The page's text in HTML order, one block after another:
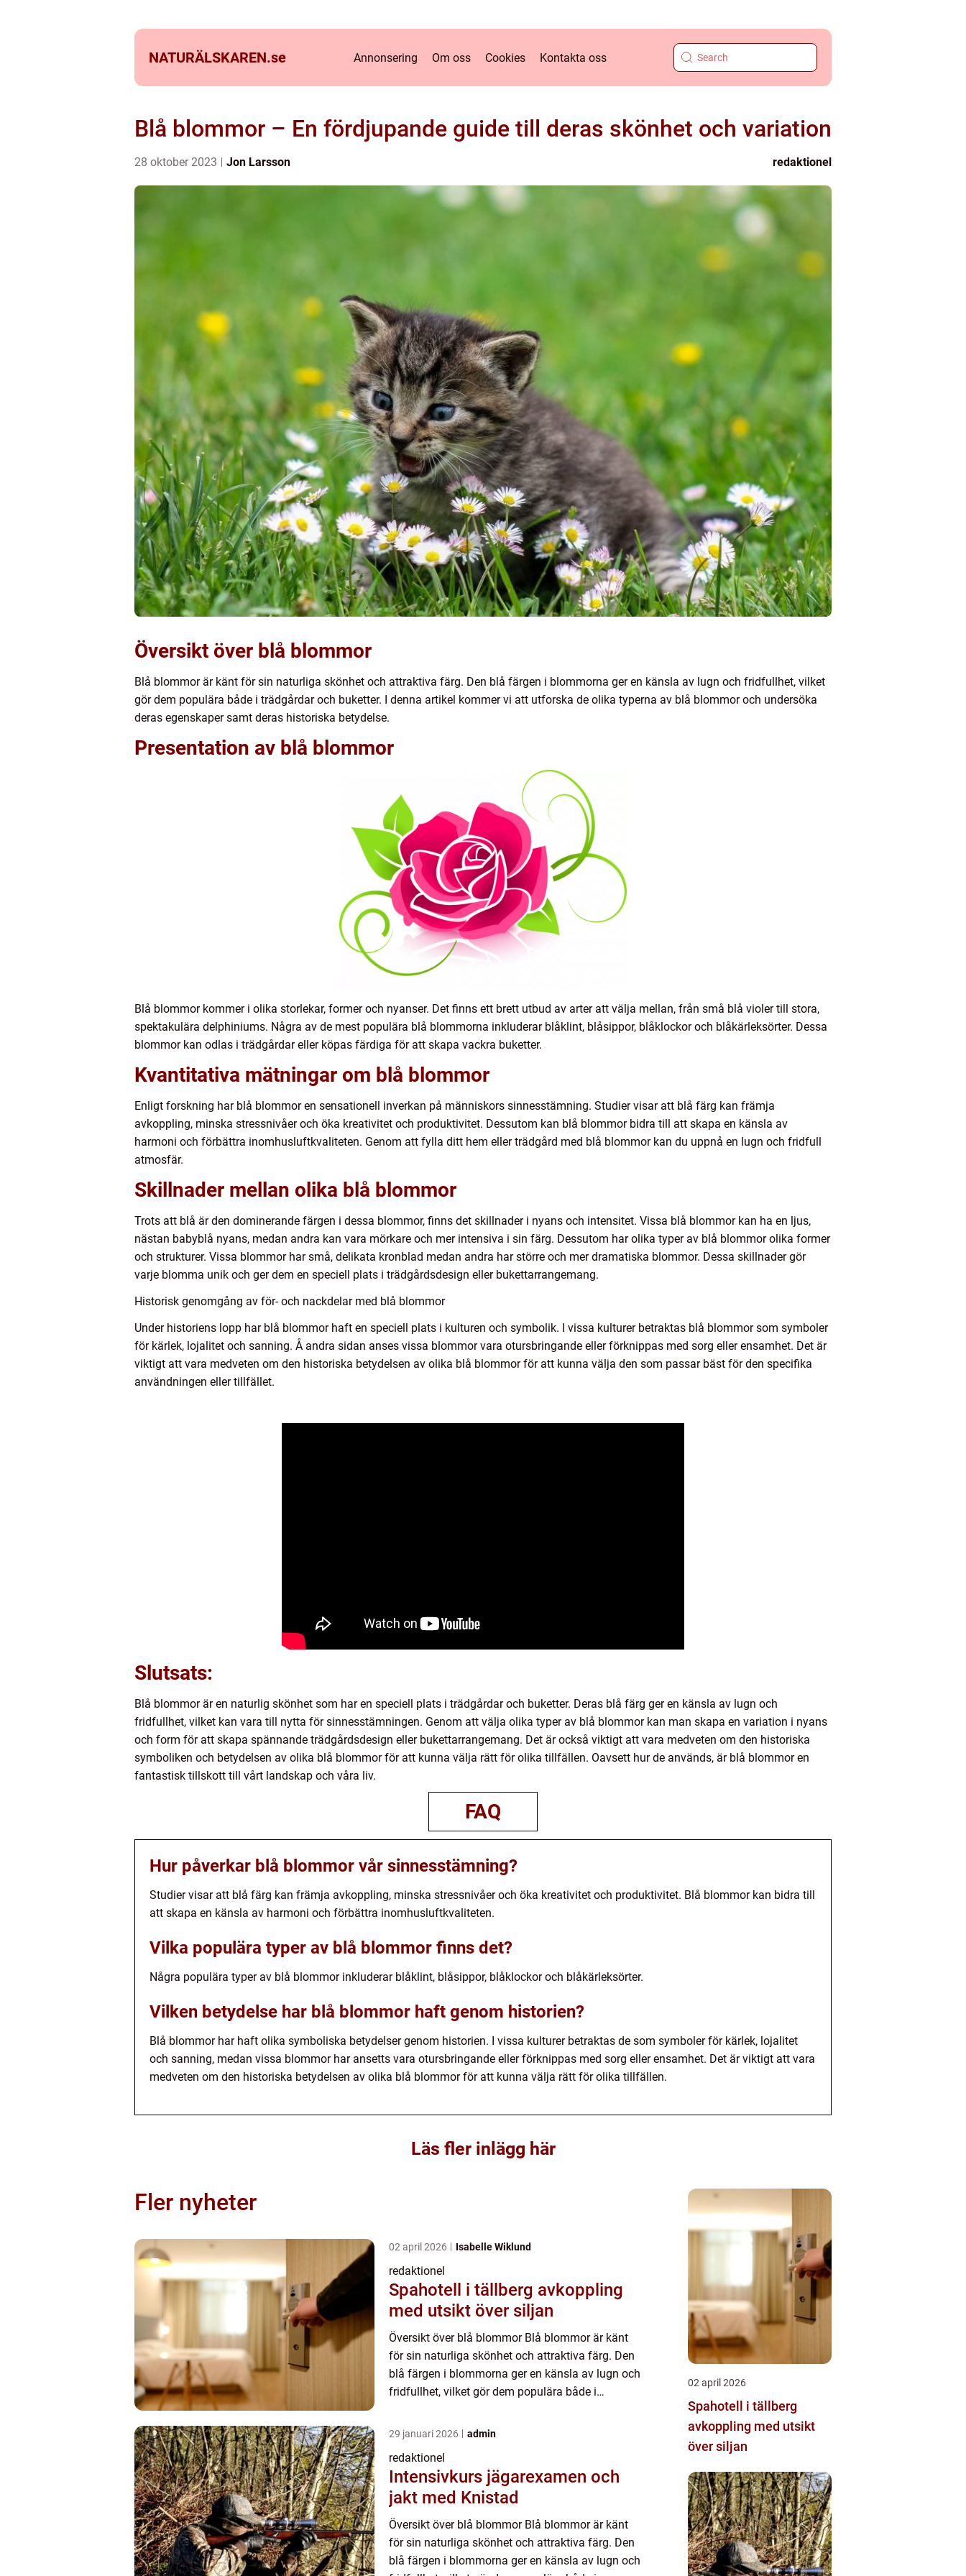
NATURÄLSKAREN.se Annonsering Om oss Cookies Kontakta oss
Blå blommor – En fördjupande guide till deras skönhet och variation
28 oktober 2023 Jon Larsson redaktionel
Översikt över blå blommor
Blå blommor är känt för sin naturliga skönhet och attraktiva färg. Den blå färgen i blommorna ger en känsla av lugn och fridfullhet, vilket
gör dem populära både i trädgårdar och buketter. I denna artikel kommer vi att utforska de olika typerna av blå blommor och undersöka
deras egenskaper samt deras historiska betydelse.
Presentation av blå blommor
Blå blommor kommer i olika storlekar, former och nyanser. Det finns ett brett utbud av arter att välja mellan, från små blå violer till stora,
spektakulära delphiniums. Några av de mest populära blå blommorna inkluderar blåklint, blåsippor, blåklockor och blåkärleksörter. Dessa
blommor kan odlas i trädgårdar eller köpas färdiga för att skapa vackra buketter.
Kvantitativa mätningar om blå blommor
Enligt forskning har blå blommor en sensationell inverkan på människors sinnesstämning. Studier visar att blå färg kan främja
avkoppling, minska stressnivåer och öka kreativitet och produktivitet. Dessutom kan blå blommor bidra till att skapa en känsla av
harmoni och förbättra inomhusluftkvaliteten. Genom att fylla ditt hem eller trädgård med blå blommor kan du uppnå en lugn och fridfull
atmosfär.
Skillnader mellan olika blå blommor
Trots att blå är den dominerande färgen i dessa blommor, finns det skillnader i nyans och intensitet. Vissa blå blommor kan ha en ljus,
nästan babyblå nyans, medan andra kan vara mörkare och mer intensiva i sin färg. Dessutom har olika typer av blå blommor olika former
och strukturer. Vissa blommor har små, delikata kronblad medan andra har större och mer dramatiska blommor. Dessa skillnader gör
varje blomma unik och ger dem en speciell plats i trädgårdsdesign eller bukettarrangemang.
Historisk genomgång av för- och nackdelar med blå blommor
Under historiens lopp har blå blommor haft en speciell plats i kulturen och symbolik. I vissa kulturer betraktas blå blommor som symboler
för kärlek, lojalitet och sanning. Å andra sidan anses vissa blommor vara otursbringande eller förknippas med sorg eller ensamhet. Det är
viktigt att vara medveten om den historiska betydelsen av olika blå blommor för att kunna välja den som passar bäst för den specifika
användningen eller tillfället.
Slutsats:
Blå blommor är en naturlig skönhet som har en speciell plats i trädgårdar och buketter. Deras blå färg ger en känsla av lugn och
fridfullhet, vilket kan vara till nytta för sinnesstämningen. Genom att välja olika typer av blå blommor kan man skapa en variation i nyans
och form för att skapa spännande trädgårdsdesign eller bukettarrangemang. Det är också viktigt att vara medveten om den historiska
symboliken och betydelsen av olika blå blommor för att kunna välja rätt för olika tillfällen. Oavsett hur de används, är blå blommor en
fantastisk tillskott till vårt landskap och våra liv.
FAQ
Hur påverkar blå blommor vår sinnesstämning?
Studier visar att blå färg kan främja avkoppling, minska stressnivåer och öka kreativitet och produktivitet. Blå blommor kan bidra till
att skapa en känsla av harmoni och förbättra inomhusluftkvaliteten.
Vilka populära typer av blå blommor finns det?
Några populära typer av blå blommor inkluderar blåklint, blåsippor, blåklockor och blåkärleksörter.
Vilken betydelse har blå blommor haft genom historien?
Blå blommor har haft olika symboliska betydelser genom historien. I vissa kulturer betraktas de som symboler för kärlek, lojalitet
och sanning, medan vissa blommor har ansetts vara otursbringande eller förknippas med sorg eller ensamhet. Det är viktigt att vara
medveten om den historiska betydelsen av olika blå blommor för att kunna välja rätt för olika tillfällen.
Läs fler inlägg här
Fler nyheter
02 april 2026 Isabelle Wiklund
redaktionel
Spahotell i tällberg avkoppling
med utsikt över siljan
Översikt över blå blommor Blå blommor är känt
för sin naturliga skönhet och attraktiva färg. Den
blå färgen i blommorna ger en känsla av lugn och
fridfullhet, vilket gör dem populära både i
att utfor...
29 januari 2026 admin
redaktionel
Intensivkurs jägarexamen och
jakt med Knistad
Översikt över blå blommor Blå blommor är känt
för sin naturliga skönhet och attraktiva färg. Den
blå färgen i blommorna ger en känsla av lugn och
02 april 2026
Spahotell i tällberg
avkoppling med utsikt
över siljan